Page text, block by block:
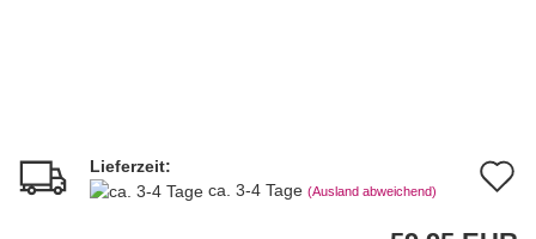
Lieferzeit:
ca. 3-4 Tage (Ausland abweichend)